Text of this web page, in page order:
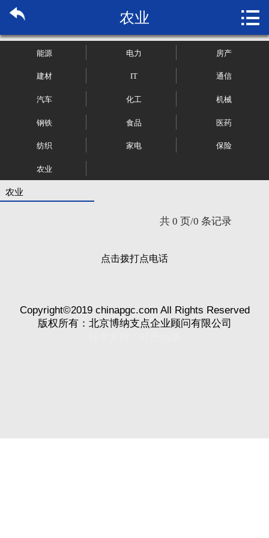
关于博纳
管理咨询
行业报告
加入我们
农业 
能源 电力 房产
建材 IT 通信
汽车 化工 机械
钢铁 食品 医药
纺织 家电 保险
农业
农业
共 0 页/0 条记录
点击拨打点电话
Copyright©2019 chinapgc.com All Rights Reserved
版权所有：北京博纳支点企业顾问有限公司